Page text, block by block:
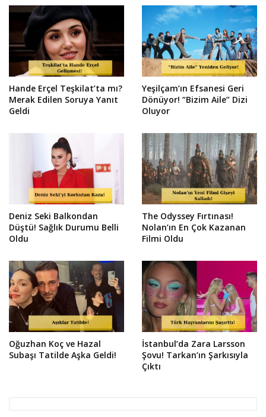
Hande Erçel Teşkilat’ta mı?
Merak Edilen Soruya Yanıt
Geldi
Yeşilçam’ın Efsanesi Geri
Dönüyor! “Bizim Aile” Dizi
Oluyor
Deniz Seki Balkondan
Düştü! Sağlık Durumu Belli
Oldu
The Odyssey Fırtınası!
Nolan’ın En Çok Kazanan
Filmi Oldu
Oğuzhan Koç ve Hazal
Subaşı Tatilde Aşka Geldi!
İstanbul’da Zara Larsson
Şovu! Tarkan’ın Şarkısıyla
Çıktı